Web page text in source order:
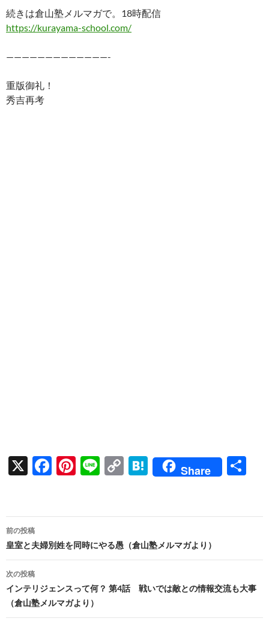
続きは倉山塾メルマガで。18時配信
https://kurayama-school.com/
—————————————-
重版御礼！
秀吉再考
X
F
b
o
o
k
Pi
es
t
Li
C
y
Li
n
k
H
n
a
Share
投
稿
ナ
ビ
ゲ
前の投稿
皇室と夫婦別姓を同時にやる愚（倉山塾メルマガより）
次の投稿
インテリジェンスって何？ 第4話 戦いでは敵との情報交流も大事
（倉山塾メルマガより）